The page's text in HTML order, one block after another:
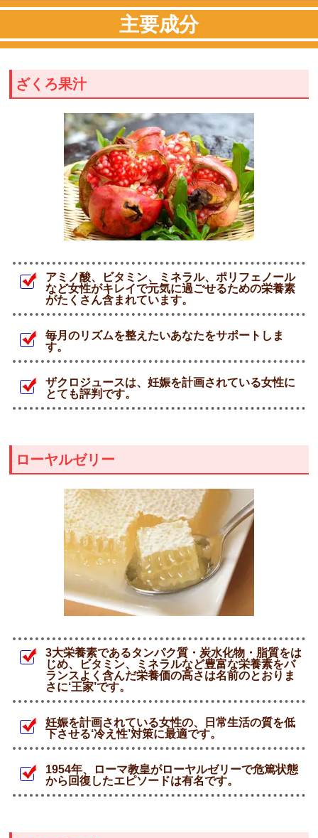
主要成分
ざくろ果汁
アミノ酸、ビタミン、ミネラル、ポリフェノール
など女性がキレイで元気に過ごせるための栄養素
がたくさん含まれています。
毎月のリズムを整えたいあなたをサポートしま
す。
ザクロジュースは、妊娠を計画されている女性に
とても評判です。
ローヤルゼリー
3大栄養素であるタンパク質・炭水化物・脂質をは
じめ、ビタミン、ミネラルなど豊富な栄養素をバ
ランスよく含んだ栄養価の高さは名前のとおりま
さに‘王家’です。
妊娠を計画されている女性の、日常生活の質を低
下させる‘冷え性’対策に最適です。
1954年、ローマ教皇がローヤルゼリーで危篤状態
から回復したエピソードは有名です。